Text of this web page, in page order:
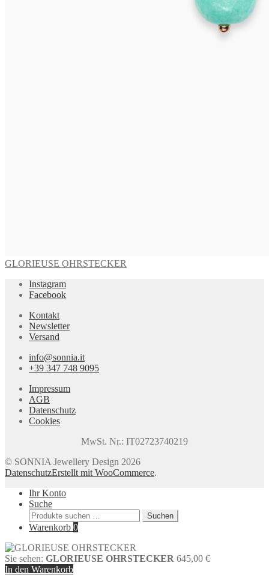
GLORIEUSE OHRSTECKER
Instagram
Facebook
Kontakt
Newsletter
Versand
info@sonnia.it
+39 347 748 9095
Impressum
AGB
Datenschutz
Cookies
MwSt. Nr.: IT02723740219
© SONNIA Jewellery Design 2026
DatenschutzErstellt mit WooCommerce.
Ihr Konto
Suche
Suchen
nach:
Suchen
Warenkorb 0
Sie sehen: GLORIEUSE OHRSTECKER 645,00 €
In den Warenkorb